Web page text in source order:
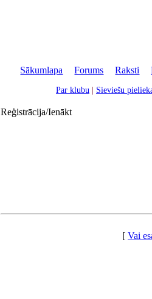
Sākumlapa |Forums |Raksti |
Par klubu Sieviešu
Reģistrācija/Ienākt
[ Vai